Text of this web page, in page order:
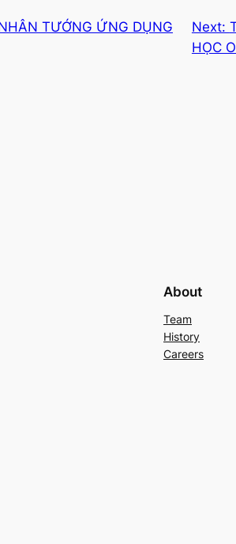
TƯỚNG ỨNG DỤNG
Next:
HỌC
About
Team
History
Careers